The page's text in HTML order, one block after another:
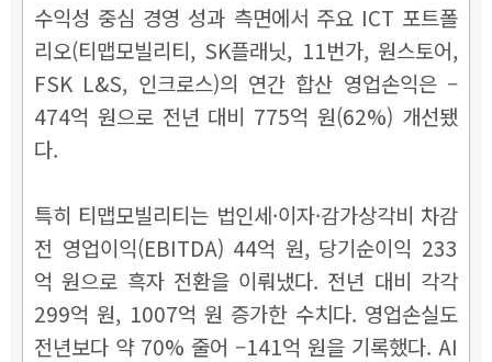
수익성 중심 경영 성과 측면에서 주요 ICT 포트폴
리오(티맵모빌리티, SK플래닛, 11번가, 원스토어,
FSK L&S, 인크로스)의 연간 합산 영업손익은 –
474억 원으로 전년 대비 775억 원(62%) 개선됐
다.
특히 티맵모빌리티는 법인세·이자·감가상각비 차감
전 영업이익(EBITDA) 44억 원, 당기순이익 233
억 원으로 흑자 전환을 이뤄냈다. 전년 대비 각각
299억 원, 1007억 원 증가한 수치다. 영업손실도
전년보다 약 70% 줄어 –141억 원을 기록했다. AI